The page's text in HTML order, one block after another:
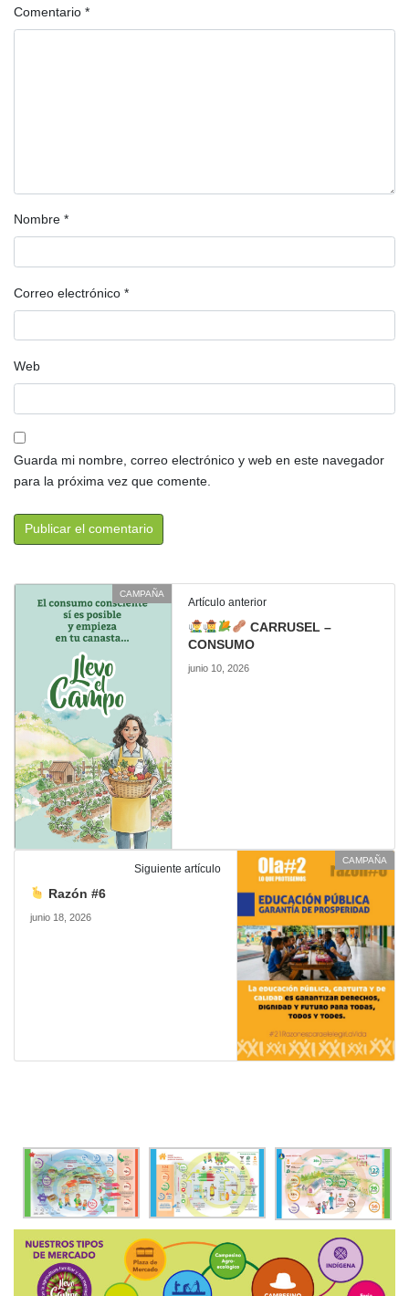
Comentario *
Nombre *
Correo electrónico *
Web
Guarda mi nombre, correo electrónico y web en este navegador
para la próxima vez que comente.
CAMPAÑA
Artículo anterior
CARRUSEL –
CONSUMO
junio 10, 2026
CAMPAÑA
Siguiente artículo
Razón #6
junio 18, 2026